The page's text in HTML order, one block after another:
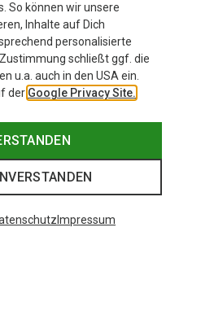
So können wir unsere
Inhalte auf Dich
personalisierte
schließt ggf. die
u.a. auch in den USA ein.
der Google Privacy Site.
Impressum